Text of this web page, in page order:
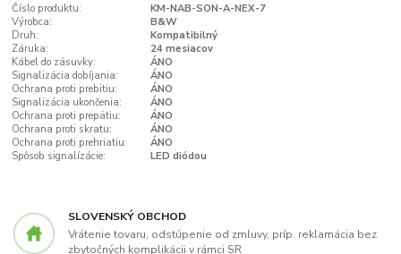
Číslo produktu:
KM-NAB-SON-A-NEX-7
Výrobca:
B&W
Druh:
Kompatibilný
Záruka:
24 mesiacov
Kábel do zásuvky:
ÁNO
Signalizácia dobíjania:
ÁNO
Ochrana proti prebitiu:
ÁNO
Signalizácia ukončenia:
ÁNO
Ochrana proti prepätiu:
ÁNO
Ochrana proti skratu:
ÁNO
Ochrana proti prehriatiu:
ÁNO
Spôsob signalízácie:
LED diódou
SLOVENSKÝ OBCHOD
Vrátenie tovaru, odstúpenie od zmluvy, príp. reklamácia bez
zbytočných komplikácii v rámci SR